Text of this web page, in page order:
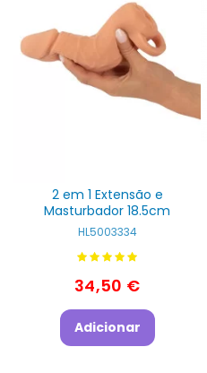
2 em 1 Extensão e
Masturbador 18.5cm
HL5003334
34,50 €
Adicionar